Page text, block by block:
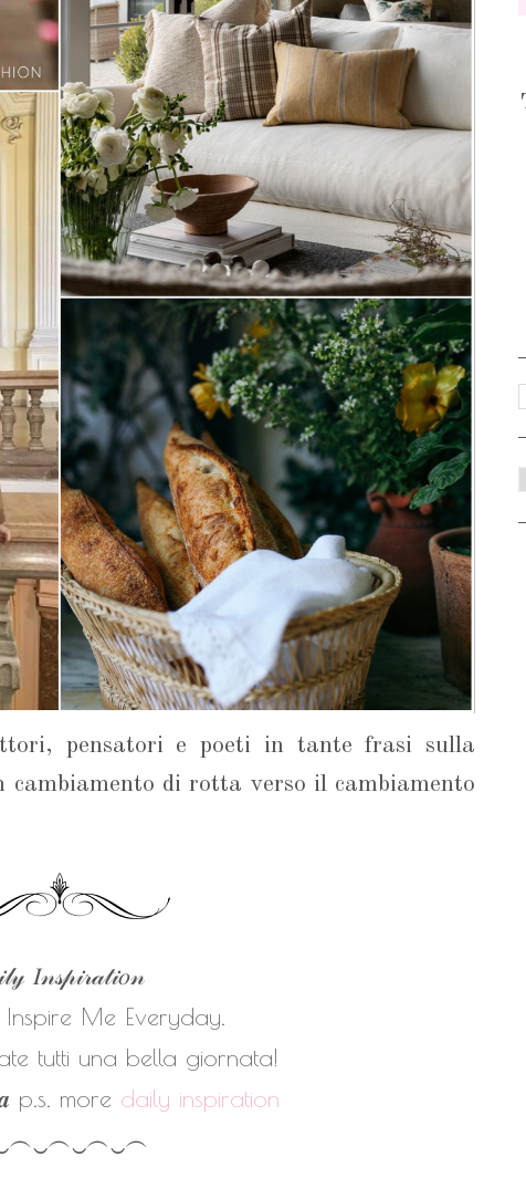
pensatori e poeti in tante frasi sulla
di rotta verso il cambiamento
𝐼𝓃𝓈𝓅𝒾𝓇𝒶𝓉𝒾𝑜𝓃
Inspire Me Everyday.
tutti una bella giornata!
p.s. more daily inspiration